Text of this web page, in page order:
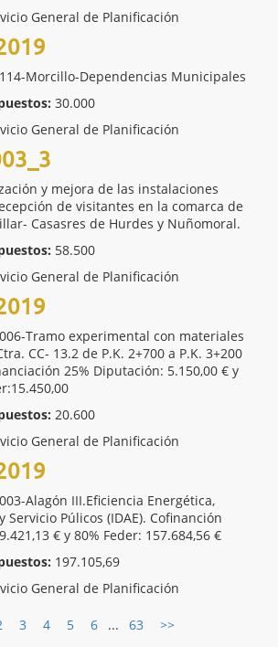
General de Planificación
Morcillo-Dependencias Municipales
30.000
General de Planificación
y mejora de las instalaciones
de visitantes en la comarca de
Casasres de Hurdes y Nuñomoral.
58.500
General de Planificación
Tramo experimental con materiales
CC- 13.2 de P.K. 2+700 a P.K. 3+200
25% Diputación: 5.150,00 € y
20.600
General de Planificación
Alagón III.Eficiencia Energética,
Púlicos (IDAE). Cofinanción
€ y 80% Feder: 157.684,56 €
197.105,69
General de Planificación
3 4 5 6 ... 63 >>